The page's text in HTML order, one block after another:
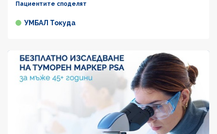
Пациентите споделят
УМБАЛ Токуда